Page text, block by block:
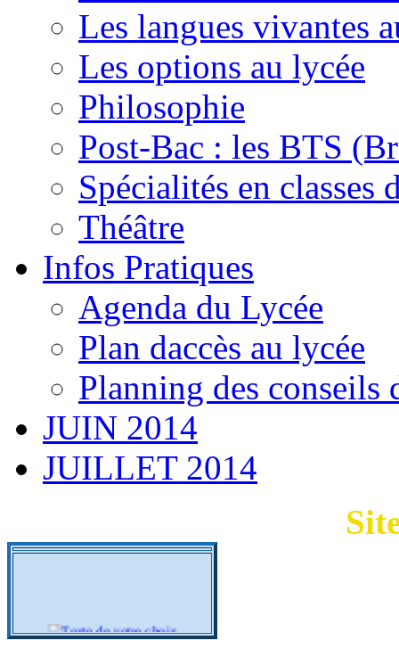
Les langues vivantes
Les options au lycée
Philosophie
Post-Bac : les BTS
Spécialités en classes
Théâtre
Infos Pratiques
Agenda du Lycée
Plan daccès au lycée
Planning des conseils
JUIN 2014
JUILLET 2014